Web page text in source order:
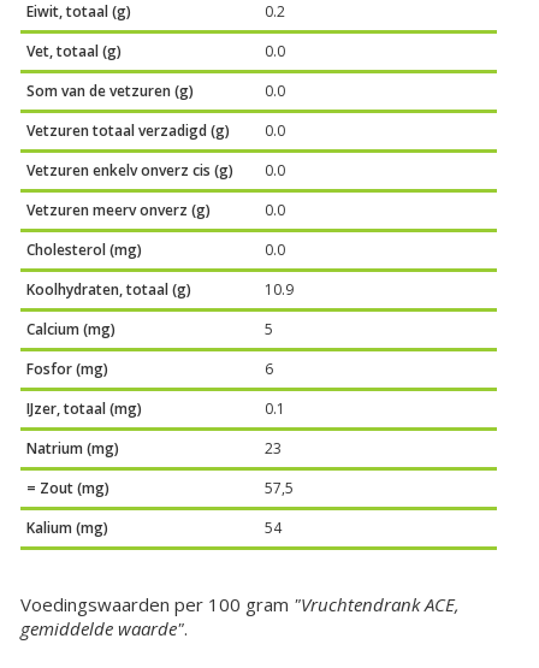
Eiwit, totaal (g)
0.2
Vet, totaal (g)
0.0
Som van de vetzuren (g)
0.0
Vetzuren totaal verzadigd (g)
0.0
Vetzuren enkelv onverz cis (g)
0.0
Vetzuren meerv onverz (g)
0.0
Cholesterol (mg)
0.0
Koolhydraten, totaal (g)
10.9
Calcium (mg)
5
Fosfor (mg)
6
IJzer, totaal (mg)
0.1
Natrium (mg)
23
= Zout (mg)
57,5
Kalium (mg)
54
Voedingswaarden per 100 gram "Vruchtendrank ACE,
gemiddelde waarde".